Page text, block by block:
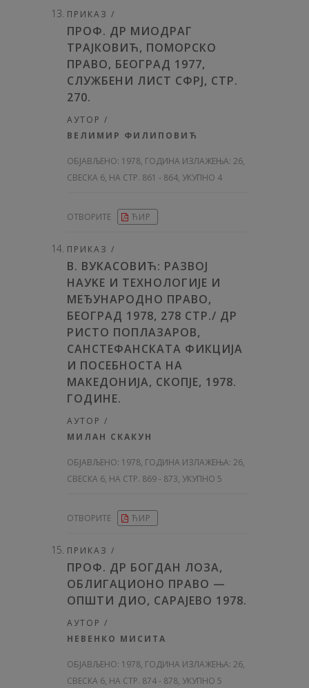
ПРИКАЗ /
ПРОФ. ДР МИОДРАГ
ТРАЈКОВИЋ, ПОМОРСКО
ПРАВО, БЕОГРАД 1977,
СЛУЖБЕНИ ЛИСТ СФРЈ, СТР.
270.
АУТОР /
ВЕЛИМИР ФИЛИПОВИЋ
ОБЈАВЉЕНО: 1978, ГОДИНА ИЗЛАЖЕЊА: 26,
СВЕСКА 6, НА СТР. 861 - 864, УКУПНО 4
ОТВОРИТЕ ЋИР
ПРИКАЗ /
В. ВУКАСОВИЋ: РАЗВОЈ
HAУKE И ТЕХНОЛОГИЈЕ И
МЕЂУНАРОДНО ПРАВО,
БЕОГРАД 1978, 278 СТР./ ДР
РИСТО ПОПЛАЗАРОВ,
САНСТЕФАНСКАТА ФИКЦИЈА
И ПОСЕБНОСТА НА
МАКЕДОНИЈА, СКОПЈЕ, 1978.
ГОДИНЕ.
АУТОР /
МИЛАН СКАКУН
ОБЈАВЉЕНО: 1978, ГОДИНА ИЗЛАЖЕЊА: 26,
СВЕСКА 6, НА СТР. 869 - 873, УКУПНО 5
ОТВОРИТЕ ЋИР
ПРИКАЗ /
ПРОФ. ДР БОГДАН ЛОЗА,
ОБЛИГАЦИОНО ПРАВО —
ОПШТИ ДИО, САРАЈЕВО 1978.
АУТОР /
НЕВЕНКО МИСИТА
ОБЈАВЉЕНО: 1978, ГОДИНА ИЗЛАЖЕЊА: 26,
СВЕСКА 6, НА СТР. 874 - 878, УКУПНО 5